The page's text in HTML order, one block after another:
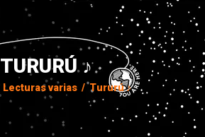
TURURÚ ♪
Lecturas varias / Tururú ♪